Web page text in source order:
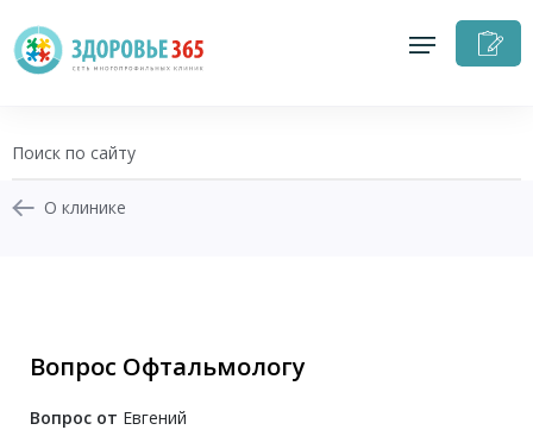
О клинике
Вопрос Офтальмологу
Вопрос от Евгений